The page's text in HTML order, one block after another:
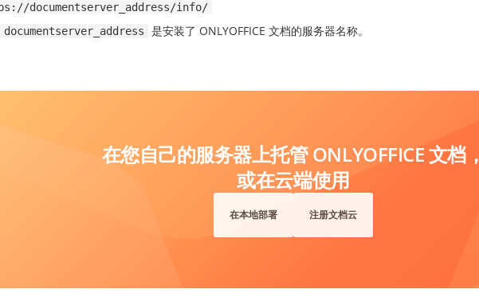
documentserver_address/info/
documentserver_address
是安装了 ONLYOFFICE 文档的服务器名称。
在您自己的服务器上托管 ONLYOFFICE 文档，
或在云端使用
在本地部署 注册文档云